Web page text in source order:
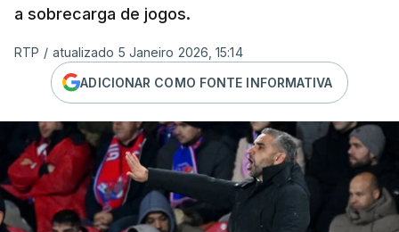
a sobrecarga de jogos.
RTP / atualizado 5 Janeiro 2026, 15:14
ADICIONAR COMO FONTE INFORMATIVA